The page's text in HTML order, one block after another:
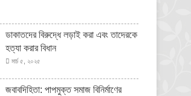
ডাকাতদের বিরুদ্ধে লড়াই করা এবং তাদেরকে
হত্যা করার বিধান
মার্চ ৫, ২০২৫
জবাবদিহিতা: পাপমুক্ত সমাজ বিনির্মাণের